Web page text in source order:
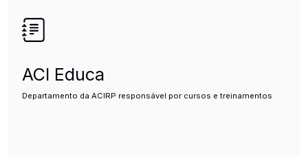
ACI Educa
Departamento da ACIRP responsável por cursos e treinamentos